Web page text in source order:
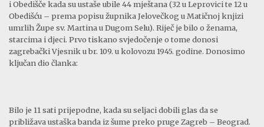
i Obedišče kada su ustaše ubile 44 mještana (32 u Leprovici te 12 u
Obedišću – prema popisu župnika Jelovečkog u Matičnoj knjizi
umrlih Župe sv. Martina u Dugom Selu). Riječ je bilo o ženama,
starcima i djeci. Prvo tiskano svjedočenje o tome donosi
zagrebački Vjesnik u br. 109. u kolovozu 1945. godine. Donosimo
ključan dio članka:
Bilo je 11 sati prijepodne, kada su seljaci dobili glas da se
približava ustaška banda iz šume preko pruge Zagreb – Beograd.